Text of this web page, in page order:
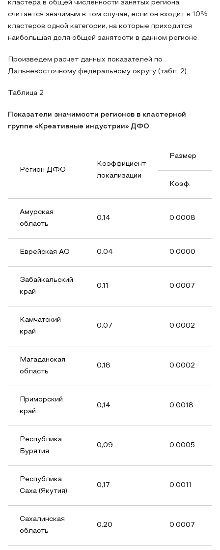
кластера в общей численности занятых региона,
считается значимым в том случае, если он входит в 10%
кластеров одной категории, на которые приходится
наибольшая доля общей занятости в данном регионе.
Произведем расчет данных показателей по
Дальневосточному федеральному округу (табл. 2).
Таблица 2
Показатели значимости регионов в кластерной
группе «Креативные индустрии» ДФО
Регион ДФО
Коэффициент
локализации
Размер
Коэф.
Амурская
область
0,14 0,0008
Еврейская АО 0,04 0,0000
Забайкальский
край
0,11 0,0007
Камчатский
край
0,07 0,0002
Магаданская
область
0,18 0,0002
Приморский
край
0,14 0,0018
Республика
Бурятия
0,09 0,0005
Республика
Саха (Якутия)
0,17 0,0011
Сахалинская
область
0,20 0,0007